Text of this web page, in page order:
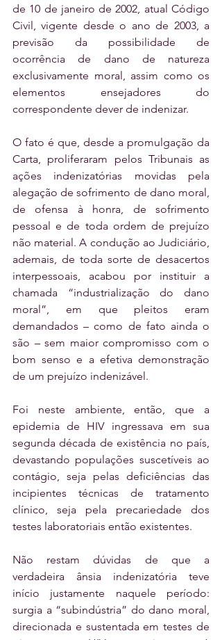
de 10 de janeiro de 2002, atual Código
Civil, vigente desde o ano de 2003, a
previsão da possibilidade de
ocorrência de dano de natureza
exclusivamente moral, assim como os
elementos ensejadores do
correspondente dever de indenizar.
O fato é que, desde a promulgação da
Carta, proliferaram pelos Tribunais as
ações indenizatórias movidas pela
alegação de sofrimento de dano moral,
de ofensa à honra, de sofrimento
pessoal e de toda ordem de prejuízo
não material. A condução ao Judiciário,
ademais, de toda sorte de desacertos
interpessoais, acabou por instituir a
chamada “industrialização do dano
moral”, em que pleitos eram
demandados – como de fato ainda o
são – sem maior compromisso com o
bom senso e a efetiva demonstração
de um prejuízo indenizável.
Foi neste ambiente, então, que a
epidemia de HIV ingressava em sua
segunda década de existência no país,
devastando populações suscetíveis ao
contágio, seja pelas deficiências das
incipientes técnicas de tratamento
clínico, seja pela precariedade dos
testes laboratoriais então existentes.
Não restam dúvidas de que a
verdadeira ânsia indenizatória teve
início justamente naquele período:
surgia a “subindústria” do dano moral,
direcionada e sustentada em testes de